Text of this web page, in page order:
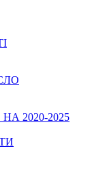
2020-2025